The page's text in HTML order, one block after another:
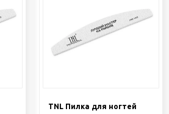
TNL Пилка для ногтей